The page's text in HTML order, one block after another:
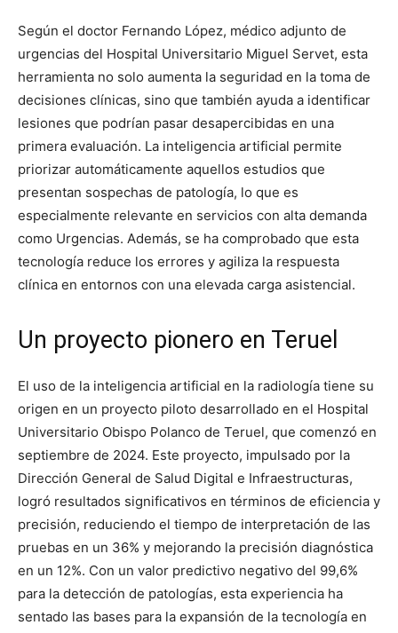
Según el doctor Fernando López, médico adjunto de
urgencias del Hospital Universitario Miguel Servet, esta
herramienta no solo aumenta la seguridad en la toma de
decisiones clínicas, sino que también ayuda a identificar
lesiones que podrían pasar desapercibidas en una
primera evaluación. La inteligencia artificial permite
priorizar automáticamente aquellos estudios que
presentan sospechas de patología, lo que es
especialmente relevante en servicios con alta demanda
como Urgencias. Además, se ha comprobado que esta
tecnología reduce los errores y agiliza la respuesta
clínica en entornos con una elevada carga asistencial.
Un proyecto pionero en Teruel
El uso de la inteligencia artificial en la radiología tiene su
origen en un proyecto piloto desarrollado en el Hospital
Universitario Obispo Polanco de Teruel, que comenzó en
septiembre de 2024. Este proyecto, impulsado por la
Dirección General de Salud Digital e Infraestructuras,
logró resultados significativos en términos de eficiencia y
precisión, reduciendo el tiempo de interpretación de las
pruebas en un 36% y mejorando la precisión diagnóstica
en un 12%. Con un valor predictivo negativo del 99,6%
para la detección de patologías, esta experiencia ha
sentado las bases para la expansión de la tecnología en